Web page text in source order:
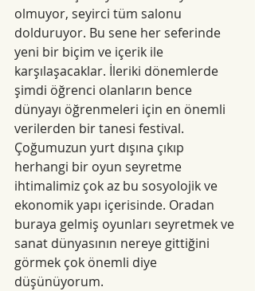
olmuyor, seyirci tüm salonu
dolduruyor. Bu sene her seferinde
yeni bir biçim ve içerik ile
karşılaşacaklar. İleriki dönemlerde
şimdi öğrenci olanların bence
dünyayı öğrenmeleri için en önemli
verilerden bir tanesi festival.
Çoğumuzun yurt dışına çıkıp
herhangi bir oyun seyretme
ihtimalimiz çok az bu sosyolojik ve
ekonomik yapı içerisinde. Oradan
buraya gelmiş oyunları seyretmek ve
sanat dünyasının nereye gittiğini
görmek çok önemli diye
düşünüyorum.